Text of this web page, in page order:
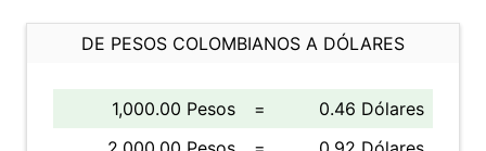
DE PESOS COLOMBIANOS A DÓLARES
1,000.00 Pesos =
0.46 Dólares